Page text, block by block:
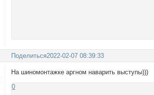
Поделиться2022-02-07 08:39:33
На шиномонтажке аргном наварить выступы)))
0